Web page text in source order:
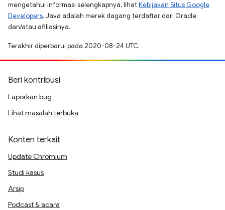
mengetahui informasi selengkapnya, lihatKebijakan Situs Google
Developers. Java adalah merek dagang terdaftar dari Oracle
dan/atau afiliasinya.
Terakhir diperbarui pada 2020-08-24 UTC.
Beri kontribusi
Laporkan bug
Lihat masalah terbuka
Konten terkait
Update Chromium
Studi kasus
Arsip
Podcast & acara